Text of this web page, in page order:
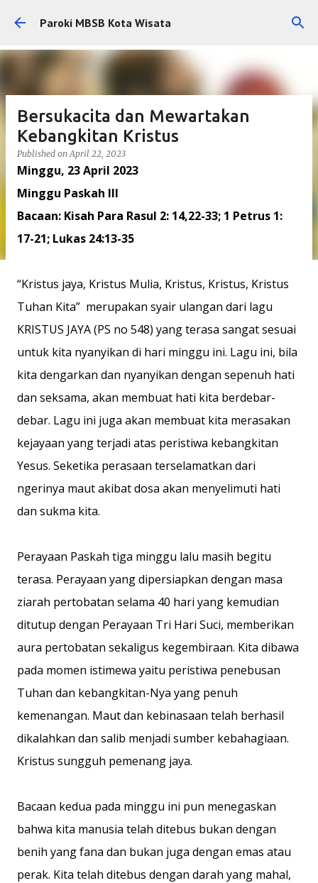
Skip to main content
Paroki MBSB Kota Wisata
Bersukacita dan Mewartakan
Kebangkitan Kristus
Published onApril 22, 2023
Minggu, 23 April 2023
Minggu Paskah III
Bacaan: Kisah Para Rasul 2: 14,22-33; 1 Petrus 1:
17-21; Lukas 24:13-35
“Kristus jaya, Kristus Mulia, Kristus, Kristus, Kristus
Tuhan Kita” merupakan syair ulangan dari lagu
KRISTUS JAYA (PS no 548) yang terasa sangat sesuai
untuk kita nyanyikan di hari minggu ini. Lagu ini, bila
kita dengarkan dan nyanyikan dengan sepenuh hati
dan seksama, akan membuat hati kita berdebar-
debar. Lagu ini juga akan membuat kita merasakan
kejayaan yang terjadi atas peristiwa kebangkitan
Yesus. Seketika perasaan terselamatkan dari
ngerinya maut akibat dosa akan menyelimuti hati
dan sukma kita.
Perayaan Paskah tiga minggu lalu masih begitu
terasa. Perayaan yang dipersiapkan dengan masa
ziarah pertobatan selama 40 hari yang kemudian
ditutup dengan Perayaan Tri Hari Suci, memberikan
aura pertobatan sekaligus kegembiraan. Kita dibawa
pada momen istimewa yaitu peristiwa penebusan
Tuhan dan kebangkitan-Nya yang penuh
kemenangan. Maut dan kebinasaan telah berhasil
dikalahkan dan salib menjadi sumber kebahagiaan.
Kristus sungguh pemenang jaya.
Bacaan kedua pada minggu ini pun menegaskan
bahwa kita manusia telah ditebus bukan dengan
benih yang fana dan bukan juga dengan emas atau
perak. Kita telah ditebus dengan darah yang mahal,